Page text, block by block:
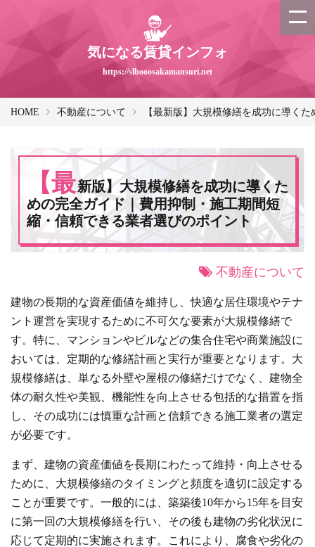
気になる賃貸インフォ
https://slbooosakamansuri.net
HOME 不動産について 【最新版】大規模修繕を成功に導く
【最新版】大規模修繕を成功に導くた
めの完全ガイド｜費用抑制・施工期間短
縮・信頼できる業者選びのポイント
不動産について
建物の長期的な資産価値を維持し、快適な居住環境やテナ
ント運営を実現するために不可欠な要素が大規模修繕で
す。特に、マンションやビルなどの集合住宅や商業施設に
おいては、定期的な修繕計画と実行が重要となります。大
規模修繕は、単なる外壁や屋根の修繕だけでなく、建物全
体の耐久性や美観、機能性を向上させる包括的な措置を指
し、その成功には慎重な計画と信頼できる施工業者の選定
が必要です。
まず、建物の資産価値を長期にわたって維持・向上させる
ために、大規模修繕のタイミングと頻度を適切に設定する
ことが重要です。一般的には、築築後10年から15年を目安
に第一回の大規模修繕を行い、その後も建物の劣化状況に
応じて定期的に実施されます。これにより、腐食や劣化の